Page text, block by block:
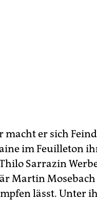
er sich
im Feuilleton
Sarrazin
Martin
lässt. Unter